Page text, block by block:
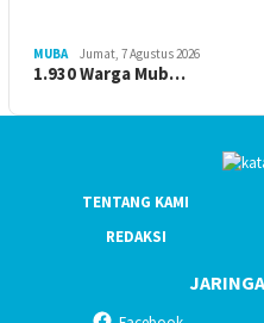
MUBA Jumat, 7 Agustus 2026
1.930 Warga Mub…
TENTANG KAMI
REDAKSI